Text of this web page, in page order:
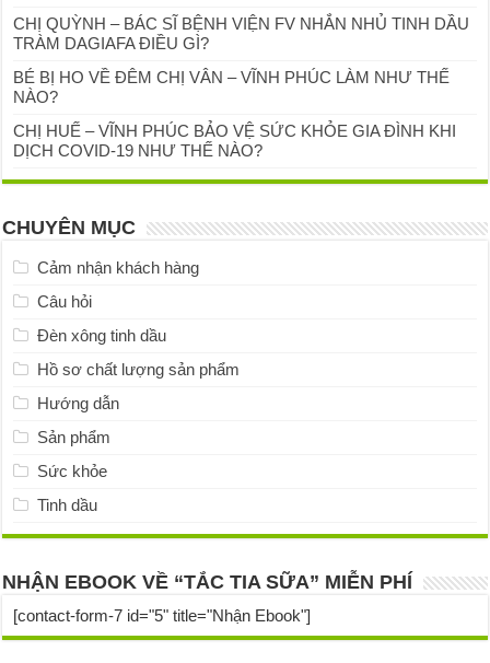
CHỊ QUỲNH – BÁC SĨ BỆNH VIỆN FV NHẮN NHỦ TINH DẦU
TRÀM DAGIAFA ĐIỀU GÌ?
BÉ BỊ HO VỀ ĐÊM CHỊ VÂN – VĨNH PHÚC LÀM NHƯ THẾ
NÀO?
CHỊ HUẾ – VĨNH PHÚC BẢO VỆ SỨC KHỎE GIA ĐÌNH KHI
DỊCH COVID-19 NHƯ THẾ NÀO?
CHUYÊN MỤC
Cảm nhận khách hàng
Câu hỏi
Đèn xông tinh dầu
Hồ sơ chất lượng sản phẩm
Hướng dẫn
Sản phẩm
Sức khỏe
Tinh dầu
NHẬN EBOOK VỀ “TẮC TIA SỮA” MIỄN PHÍ
[contact-form-7 id="5" title="Nhận Ebook"]